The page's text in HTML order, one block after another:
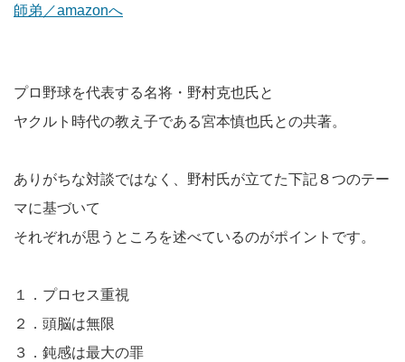
師弟／amazonへ
プロ野球を代表する名将・野村克也氏と
ヤクルト時代の教え子である宮本慎也氏との共著。
ありがちな対談ではなく、野村氏が立てた下記８つのテー
マに基づいて
それぞれが思うところを述べているのがポイントです。
１．プロセス重視
２．頭脳は無限
３．鈍感は最大の罪